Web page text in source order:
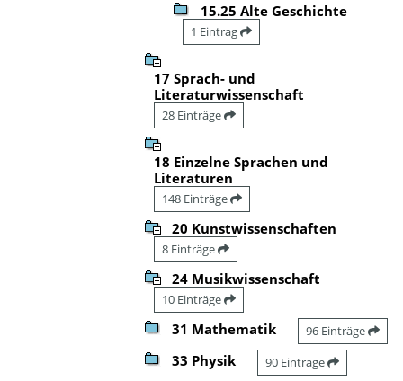
15.25 Alte Geschichte
1 Eintrag
17 Sprach- und
Literaturwissenschaft
28 Einträge
18 Einzelne Sprachen und
Literaturen
148 Einträge
20 Kunstwissenschaften
8 Einträge
24 Musikwissenschaft
10 Einträge
31 Mathematik 96 Einträge
33 Physik 90 Einträge